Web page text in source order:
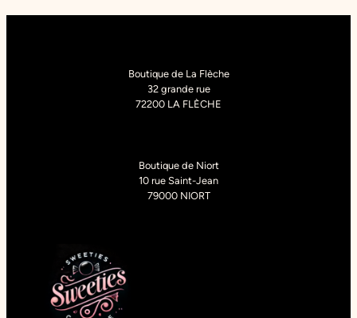
Boutique de La Flèche
32 grande rue
72200 LA FLÈCHE
Boutique de Niort
10 rue Saint-Jean
79000 NIORT